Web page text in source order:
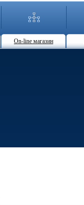
On-line магазин